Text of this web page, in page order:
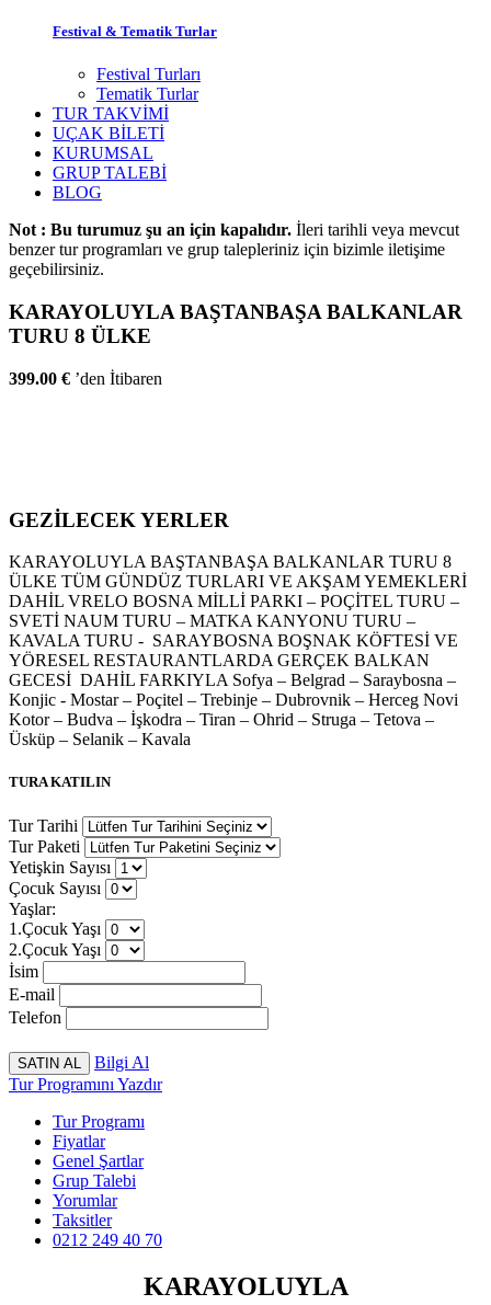
Festival & Tematik Turlar
Festival Turları
Tematik Turlar
TUR TAKVİMİ
UÇAK BİLETİ
KURUMSAL
GRUP TALEBİ
BLOG
Not : Bu turumuz şu an için kapalıdır. İleri tarihli veya mevcut
benzer tur programları ve grup talepleriniz için bizimle iletişime
geçebilirsiniz.
KARAYOLUYLA BAŞTANBAŞA BALKANLAR
TURU 8 ÜLKE
399.00 € ’den İtibaren
GEZİLECEK YERLER
KARAYOLUYLA BAŞTANBAŞA BALKANLAR TURU 8
ÜLKE TÜM GÜNDÜZ TURLARI VE AKŞAM YEMEKLERİ
DAHİL VRELO BOSNA MİLLİ PARKI – POÇİTEL TURU –
SVETİ NAUM TURU – MATKA KANYONU TURU –
KAVALA TURU - SARAYBOSNA BOŞNAK KÖFTESİ VE
YÖRESEL RESTAURANTLARDA GERÇEK BALKAN
GECESİ DAHİL FARKIYLA Sofya – Belgrad – Saraybosna –
Konjic - Mostar – Poçitel – Trebinje – Dubrovnik – Herceg Novi
Kotor – Budva – İşkodra – Tiran – Ohrid – Struga – Tetova –
Üsküp – Selanik – Kavala
TURA KATILIN
Tur Tarihi
Tur Paketi
Yetişkin Sayısı
Çocuk Sayısı
Yaşlar:
1.Çocuk Yaşı
2.Çocuk Yaşı
İsim
E-mail
Telefon
Bilgi Al
Tur Programını Yazdır
Tur Programı
Fiyatlar
Genel Şartlar
Grup Talebi
Yorumlar
Taksitler
0212 249 40 70
KARAYOLUYLA